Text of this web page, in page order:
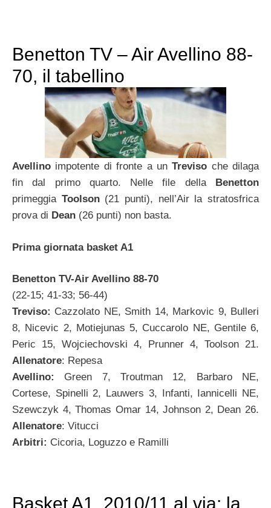
Benetton TV – Air Avellino 88-
70, il tabellino
Avellino impotente di fronte a unTreviso che dilaga
fin dal primo quarto. Nelle file della
Benetton
primeggia Toolson (21 punti), nell’Air la stratosfrica
prova di Dean (26 punti) non basta.
Prima giornata basket A1
Benetton TV-Air Avellino 88-70
(22-15; 41-33; 56-44)
Treviso: Cazzolato NE, Smith 14, Markovic 9, Bulleri
8, Nicevic 2, Motiejunas 5, Cuccarolo NE, Gentile 6,
Peric 15, Wojciechovski 4, Prunner 4, Toolson 21.
Allenatore: Repesa
Avellino:
Green 7, Troutman 12, Barbaro NE,
Cortese, Spinelli 2, Lauwers 3, Infanti, Iannicelli NE,
Szewczyk 4, Thomas Omar 14, Johnson 2, Dean 26.
Allenatore: Vitucci
Arbitri: Cicoria, Loguzzo e Ramilli
Basket A1, 2010/11 al via: la